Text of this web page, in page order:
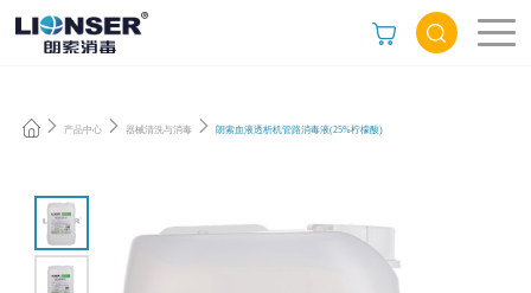
产品中心 器械清洗与消毒 朗索血液透析机管路消毒液(25%柠檬酸)